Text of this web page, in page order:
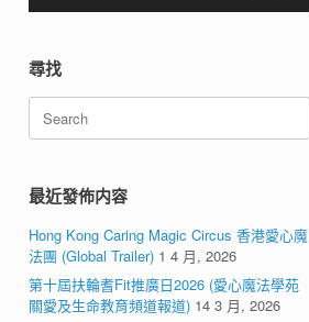
尋找
for:
最近發佈内容
Hong Kong Caring Magic Circus 香港愛心魔
法團 (Global Trailer) 1 4 月, 2026
第十屆扶輪耆Fit推廣日2026 (愛心魔法學苑
關愛及生命教育頻道報道) 14 3 月, 2026